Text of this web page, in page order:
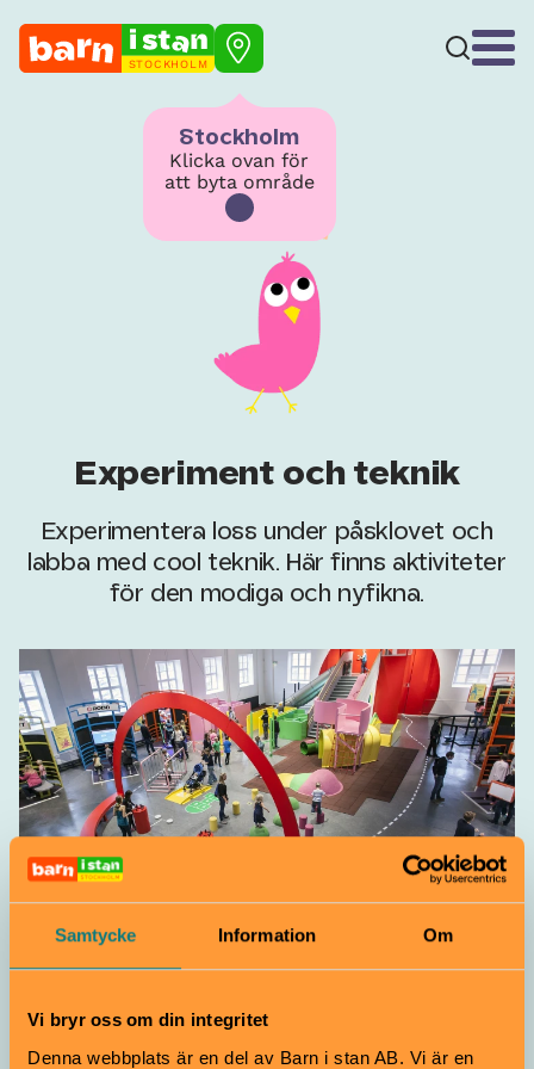
Samtycke Information Om
Vi bryr oss om din integritet
Denna webbplats är en del av Barn i stan AB. Vi är en
STOCKHOLM
Stockholm
Klicka ovan för
att byta område
Experiment och teknik
Experimentera loss under påsklovet och
labba med cool teknik. Här finns aktiviteter
för den modiga och nyfikna.
Utställning
kroppen
Från 3 år